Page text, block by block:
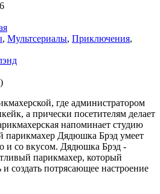
, Мультсериалы, Приключения,
где администратором
а прически посетителям делает
напоминает студию
парикмахер Дядюшка Брэд умеет
и со вкусом. Дядюшка Брэд -
парикмахер, который
создать потрясающее настроение